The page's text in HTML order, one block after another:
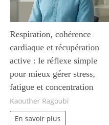
Respiration, cohérence
cardiaque et récupération
active : le réflexe simple
pour mieux gérer stress,
fatigue et concentration
Kaouther Ragoubi
En savoir plus